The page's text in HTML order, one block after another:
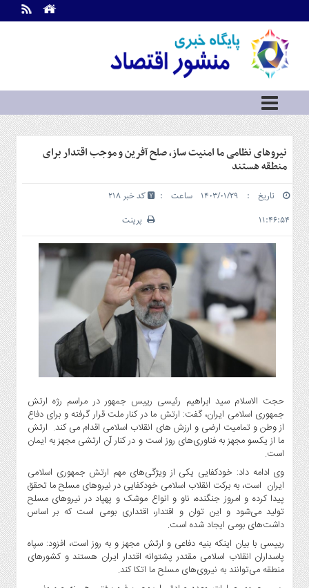
اطلاعات
تماس
ما
درباره
ما
سرویس
ها
خانه
سرمایه
و
بورس
و
شهری
گاز
و
پتروشیمی
صنعت
و
خودرو
استارت
آپ
و
فن
آوری
بانک
،
بیمه
و
ارز
دیجیتال
نیروهای نظامی ما امنیت ساز، صلح آفرین و موجب اقتدار برای
منطقه هستند
تاریخ : ۱۴۰۳/۰۱/۲۹ ساعت :
۱۱:۴۶:۵۴
کد خبر 218
پرینت
حجت الاسلام سید ابراهیم رئیسی رییس جمهور در مراسم رژه ارتش
جمهوری اسلامی ایران، گفت: ارتش ما در کنار ملت قرار گرفته و برای دفاع
از وطن و تمامیت ارضی و ارزش های انقلاب اسلامی اقدام می کند. ارتش
ما از یکسو مجهز به فناوری‌های روز است و در کنار آن ارتشی مجهز به ایمان
است.
وی ادامه داد: خودکفایی یکی از ویژگی‌های مهم ارتش جمهوری اسلامی
ایران است، به برکت انقلاب اسلامی خودکفایی در نیروهای مسلح ما تحقق
پیدا کرده و امروز جنگنده، ناو و انواع موشک و پهپاد در نیروهای مسلح
تولید می‌شود و این توان و اقتدار، اقتداری بومی است که بر اساس
داشت‌های بومی ایجاد شده است.
رییسی با بیان اینکه بنیه دفاعی و ارتش مجهز و به روز است، افزود: سپاه
پاسداران انقلاب اسلامی مقتدر پشتوانه اقتدار ایران هستند و کشورهای
منطقه می‌توانند به نیروی‌های مسلح ما اتکا کند.